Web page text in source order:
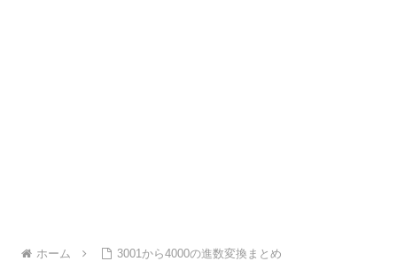
ホーム 3001から4000の進数変換まとめ